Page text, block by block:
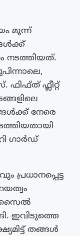
മൂന്ന്
നടത്തിയത്.
ഫ്ലീറ്റ്
നേരെ
ഗാർഡ്
ഇവിടുത്തെ
തങ്ങൾ